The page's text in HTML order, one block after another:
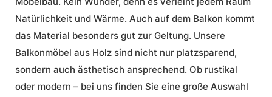
Natürlichkeit und Wärme. Auch auf dem Balkon kommt
das Material besonders gut zur Geltung. Unsere
Balkonmöbel aus Holz sind nicht nur platzsparend,
sondern auch ästhetisch ansprechend. Ob rustikal
oder modern – bei uns finden Sie eine große Auswahl